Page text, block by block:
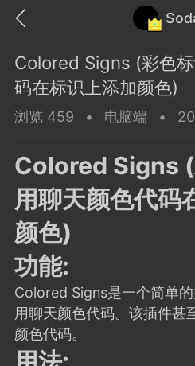
中文社区
教程
潮涌核心
永久赞助者
11-27 02:06
议贴】SodaMC 的改进与
Colored Signs (彩色
码在标识上添加颜色)
浏览 459 • 电脑端 •
Colored Signs
用聊天颜色代码
颜色)
功能:
Colored Signs是一个简单
用聊天颜色代码。该插件甚
颜色代码。